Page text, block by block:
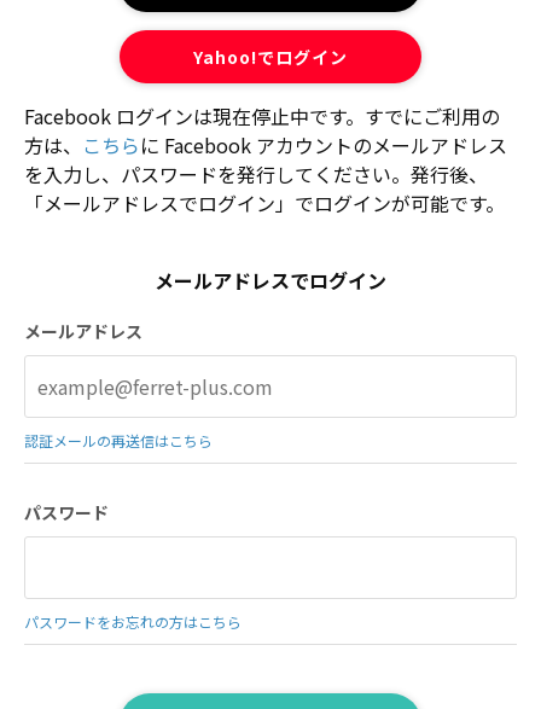
Yahoo!でログイン
Facebook ログインは現在停止中です。すでにご利用の
方は、 こちらに Facebook アカウントのメールアドレス
を入力し、パスワードを発行してください。発行後、
「メールアドレスでログイン」でログインが可能です。
メールアドレスでログイン
メールアドレス
認証メールの再送信はこちら
パスワード
パスワードをお忘れの方はこちら